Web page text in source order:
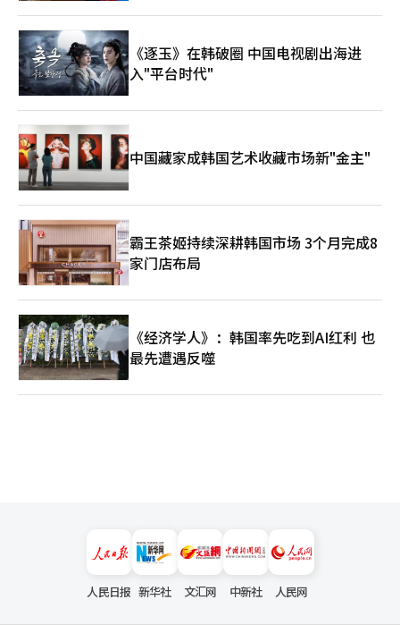
《逐玉》在韩破圈 中国电视剧出海进
入"平台时代"
中国藏家成韩国艺术收藏市场新"金主"
霸王茶姬持续深耕韩国市场 3个月完成8
家门店布局
《经济学人》：韩国率先吃到AI红利 也
最先遭遇反噬
人民日报 新华社 文汇网 中新社 人民网